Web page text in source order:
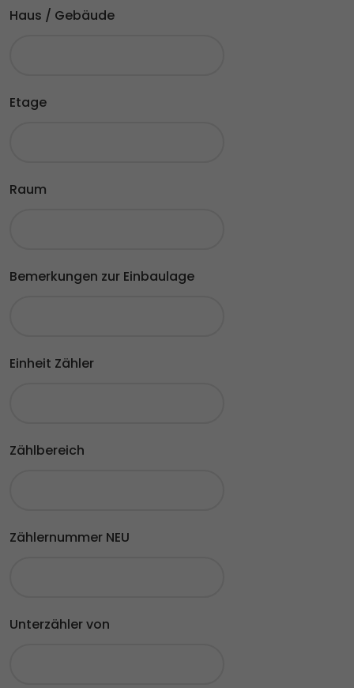
Haus / Gebäude
Etage
Raum
Bemerkungen zur Einbaulage
Einheit Zähler
Zählbereich
Zählernummer NEU
Unterzähler von